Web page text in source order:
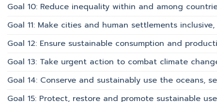
Goal 10: Reduce inequality within and among
Goal 11: Make cities and human settlements
Goal 12: Ensure sustainable consumption and
Goal 13: Take urgent action to combat climate
Goal 14: Conserve and sustainably use the oceans,
Goal 15: Protect, restore and promote sustainable